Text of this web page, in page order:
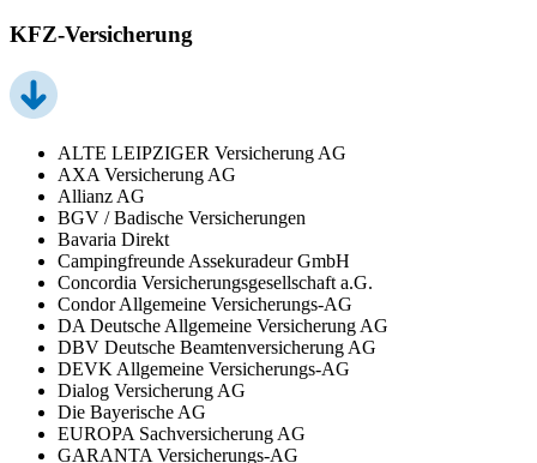
KFZ-Versicherung
ALTE LEIPZIGER Versicherung AG
AXA Versicherung AG
Allianz AG
BGV / Badische Versicherungen
Bavaria Direkt
Campingfreunde Assekuradeur GmbH
Concordia Versicherungsgesellschaft a.G.
Condor Allgemeine Versicherungs-AG
DA Deutsche Allgemeine Versicherung AG
DBV Deutsche Beamtenversicherung AG
DEVK Allgemeine Versicherungs-AG
Dialog Versicherung AG
Die Bayerische AG
EUROPA Sachversicherung AG
GARANTA Versicherungs-AG